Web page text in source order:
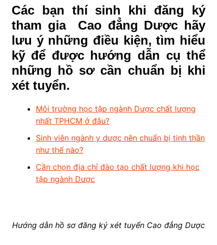
Các bạn thí sinh khi đăng ký
tham gia Cao đẳng Dược hãy
lưu ý những điều kiện, tìm hiểu
kỹ để được hướng dẫn cụ thể
những hồ sơ cần chuẩn bị khi
xét tuyển.
Môi trường học tập ngành Dược chất lượng
nhất TPHCM ở đâu?
Sinh viên ngành y dược nên chuẩn bị tinh thần
như thế nào?
Cần chọn địa chỉ đào tạo chất lượng khi học
tập ngành Dược
Hướng dẫn hồ sơ đăng ký xét tuyển Cao đẳng Dược